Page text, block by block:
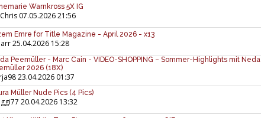
Warnkross 5X IG
07.05.2026 21:56
Emre for Title Magazine - April 2026 - x13
25.04.2026 15:28
Peemüller - Marc Cain - VIDEO-SHOPPING – Sommer-Highlights mit Neda
2026 (18X)
23.04.2026 01:37
Müller Nude Pics (4 Pics)
20.04.2026 13:32